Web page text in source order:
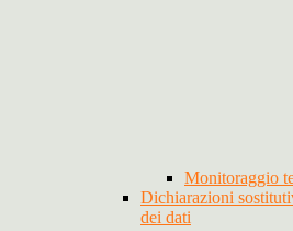
Monitoraggio
Dichiarazioni
dei dati